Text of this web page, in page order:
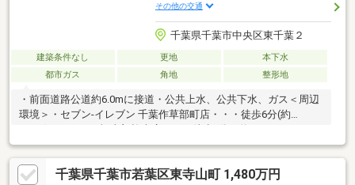
その他の交通
千葉県千葉市中央区東千葉２
建築条件なし 更地
本下水
都市ガス
角地 整形地
・前面道路公道約6.0mに接道・公共上水、公共下水、ガス＜周辺
環境＞・セブン-イレブン 千葉作草部町店・・・徒歩6分(約
420m)・くすりの福太郎椿森店・・・徒歩5分（約380m）・オー
ケー 千葉中央店・・・徒歩11分（約850m）・千葉市立千草台東
小学校・・・徒歩14分（約1100m）・千葉市立都賀中学校・・・
徒歩13分（約1000m）・作草部保育園・・・徒歩7分（約
千葉県千葉市若葉区東寺山町 1,480万円